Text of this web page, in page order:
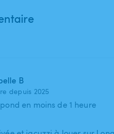
B
depuis 2025
en moins de 1 heure